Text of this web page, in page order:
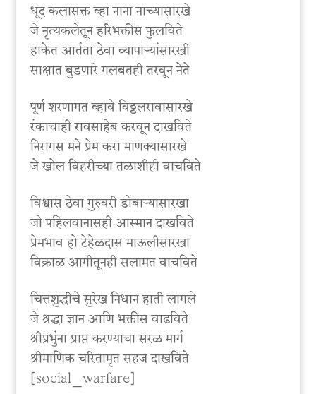
धूंद कलासक्त व्हा नाना नाच्यासारखे
जे नृत्यकलेतून हरिभक्तीस फुलविते
हाकेत आर्तता ठेवा व्यापाऱ्यांसारखी
साक्षात बुडणारे गलबतही तरवून नेते
पूर्ण शरणागत व्हावे विठ्ठलरावासारखे
रंकाचाही रावसाहेब करवून दाखविते
निरागस मने प्रेम करा माणक्यासारखे
जे खोल विहरीच्या तळाशीही वाचविते
विश्वास ठेवा गुरुवरी डोंबाऱ्यासारखा
जो पहिलवानासही आस्मान दाखविते
प्रेमभाव हो टेहेळदास माऊलीसारखा
विक्राळ आगीतूनही सलामत वाचविते
चित्तशुद्धीचे सुरेख निधान हाती लागले
जे श्रद्धा ज्ञान आणि भक्तीस वाढविते
श्रीप्रभुंना प्राप्त करण्याचा सरळ मार्ग
श्रीमाणिक चरितामृत सहज दाखविते
[social_warfare]